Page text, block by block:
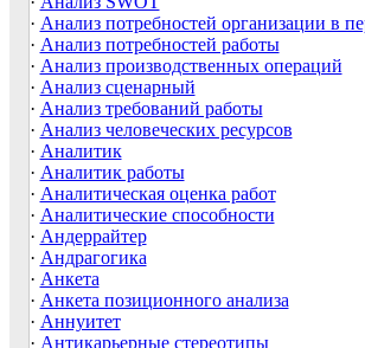
· Анализ потребностей организации в
· Анализ потребностей работы
· Анализ производственных операций
· Анализ сценарный
· Анализ требований работы
· Анализ человеческих ресурсов
· Аналитик
· Аналитик работы
· Аналитическая оценка работ
· Аналитические способности
· Андеррайтер
· Андрагогика
· Анкета
· Анкета позиционного анализа
· Аннуитет
· Антикарьерные стереотипы